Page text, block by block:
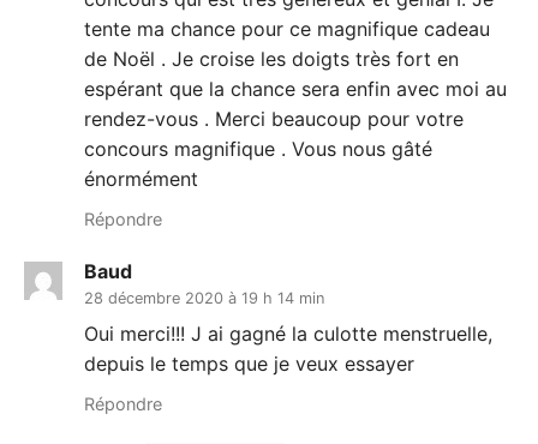
tente ma chance pour ce magnifique cadeau
de Noël . Je croise les doigts très fort en
espérant que la chance sera enfin avec moi au
rendez-vous . Merci beaucoup pour votre
concours magnifique ‍‍‍. Vous nous gâté
énormément
Répondre
Baud
28 décembre 2020 à 19 h 14 min
Oui merci!!! J ai gagné la culotte menstruelle,
depuis le temps que je veux essayer
Répondre